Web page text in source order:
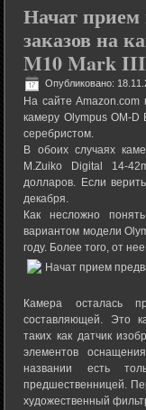
Начат
заказов на
M10 Mark
Опубликовано:
На сайте Amazon.com
камеру Olympus OM-D
серебристом.
В обоих случаях
M.Zuiko Digital 14-
долларов. Если
декабря.
Как несложно
вариантом модели
году. Более того, от
Камера осталась
составляющей. Это
таких как датчик
элементов
названии есть
предшественницей.
художественный